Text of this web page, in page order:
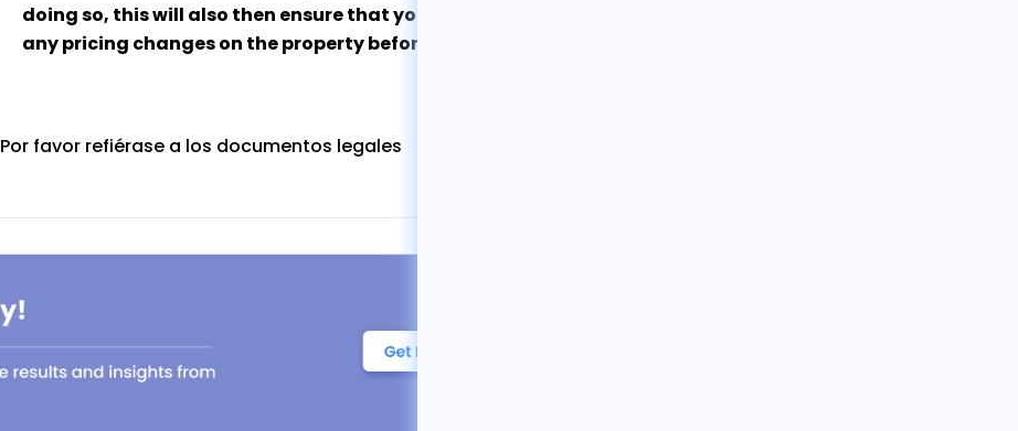
doing so, this will also then ensure that you are continuously updated regarding
any pricing changes on the property before the auction.
Por favor refiérase a los documentos legales